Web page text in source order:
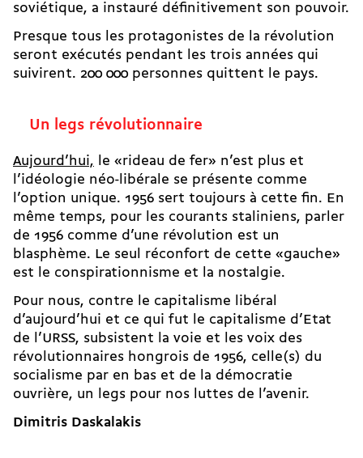
soviétique, a instauré définitivement son pouvoir.
Presque tous les protagonistes de la révolution
seront exécutés pendant les trois années qui
suivirent. 200 000 personnes quittent le pays.
Un legs révolutionnaire
Aujourd’hui, le «rideau de fer» n’est plus et
l’idéologie néo-­libérale se présente comme
l’option unique. 1956 sert toujours à cette fin. En
même temps, pour les courants staliniens, parler
de 1956 comme d’une révolution est un
blasphème. Le seul réconfort de cette «gauche»
est le conspirationnisme et la nostalgie.
Pour nous, contre le capitalisme libéral
d’aujourd’hui et ce qui fut le capitalisme d’Etat
de l’URSS, subsistent la voie et les voix des
révolutionnaires hongrois de 1956, celle(s) du
socialisme par en bas et de la démocratie
ouvrière, un legs pour nos luttes de l’avenir.
Dimitris Daskalakis